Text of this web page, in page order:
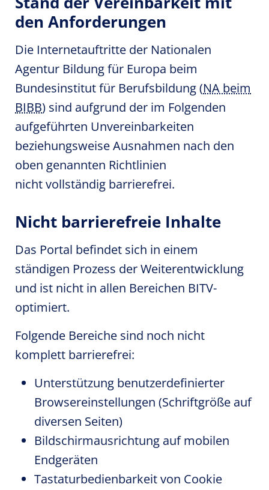
den Anforderungen
Die Internetauftritte der Nationalen
Agentur Bildung für Europa beim
Bundesinstitut für Berufsbildung (NA beim
BIBB) sind aufgrund der im Folgenden
aufgeführten Unvereinbarkeiten
beziehungsweise Ausnahmen nach den
oben genannten Richtlinien
nicht vollständig barrierefrei.
Nicht barrierefreie Inhalte
Das Portal befindet sich in einem
ständigen Prozess der Weiterentwicklung
und ist nicht in allen Bereichen BITV-
optimiert.
Folgende Bereiche sind noch nicht
komplett barrierefrei:
Unterstützung benutzerdefinierter
Browsereinstellungen (Schriftgröße auf
diversen Seiten)
Bildschirmausrichtung auf mobilen
Endgeräten
Tastaturbedienbarkeit von Cookie